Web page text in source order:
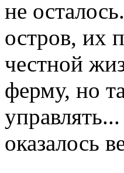
не
остров, их
честной
ферму, но
оказалось